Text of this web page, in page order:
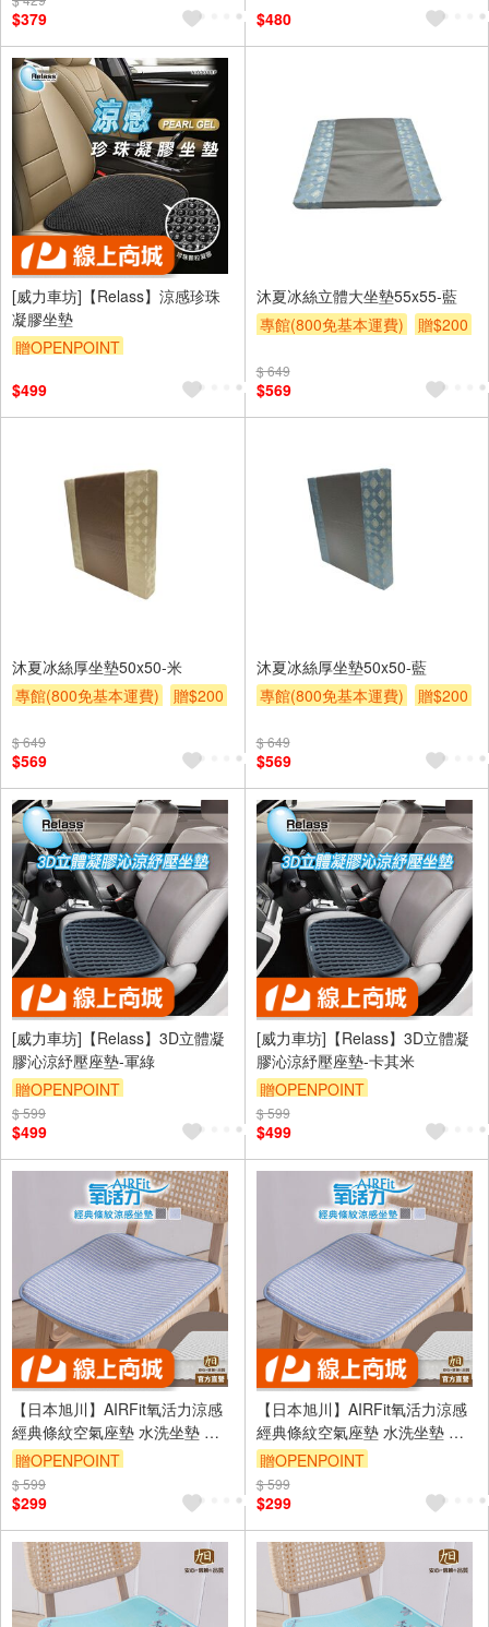
$379
$480
[威力車坊]【Relass】涼感珍珠
凝膠坐墊
贈OPENPOINT
$499
沐夏冰絲立體大坐墊55x55-藍
專館(800免基本運費)
贈$200
$ 649
$569
沐夏冰絲厚坐墊50x50-米
專館(800免基本運費)
贈$200
$ 649
$569
沐夏冰絲厚坐墊50x50-藍
專館(800免基本運費)
贈$200
$ 649
$569
[威力車坊]【Relass】3D立體凝
膠沁涼紓壓座墊-軍綠
贈OPENPOINT
$ 599
$499
[威力車坊]【Relass】3D立體凝
膠沁涼紓壓座墊-卡其米
贈OPENPOINT
$ 599
$499
【日本旭川】AIRFit氧活力涼感
經典條紋空氣座墊 水洗坐墊 涼
墊 涼坐墊 日本技術 3D立體透氣
贈OPENPOINT
訂單滿999享9折
$ 599
$299
【日本旭川】AIRFit氧活力涼感
經典條紋空氣座墊 水洗坐墊 涼
墊 涼坐墊 日本技術 3D立體透氣
贈OPENPOINT
訂單滿999享9折
$ 599
$299